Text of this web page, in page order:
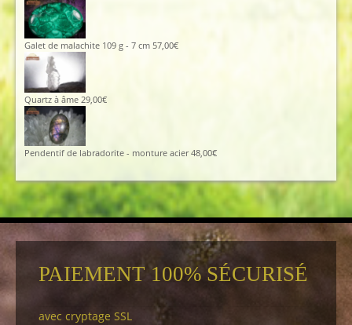
Galet de malachite 109 g - 7 cm 57,00€
Quartz à âme 29,00€
Pendentif de labradorite - monture acier 48,00€
PAIEMENT 100% SÉCURISÉ
avec cryptage SSL